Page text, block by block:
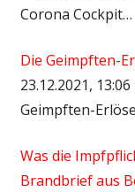
Corona Cockpit…
Die Geimpften-
23.12.2021,
Geimpften-
Was die
Brandbrief aus